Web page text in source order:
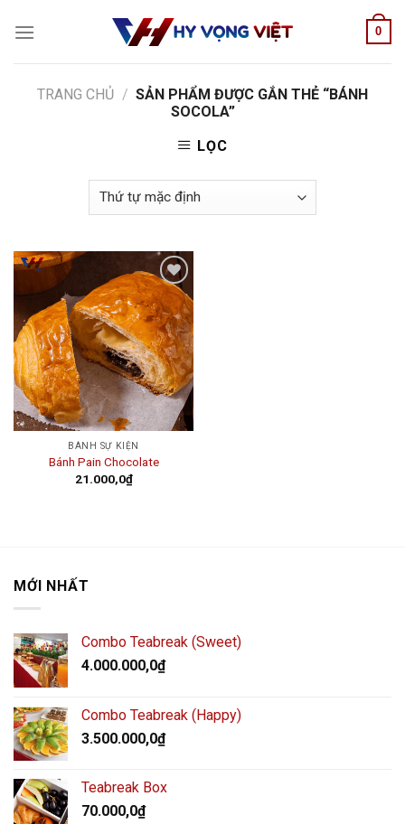
0
TRANG CHỦ / SẢN PHẨM ĐƯỢC GẮN THẺ “BÁNH
SOCOLA”
LỌC
Add to
wishlist
BÁNH SỰ KIỆN
Bánh Pain Chocolate
21.000,0₫
MỚI NHẤT
Combo Teabreak (Sweet)
4.000.000,0₫
Combo Teabreak (Happy)
3.500.000,0₫
Teabreak Box
70.000,0₫